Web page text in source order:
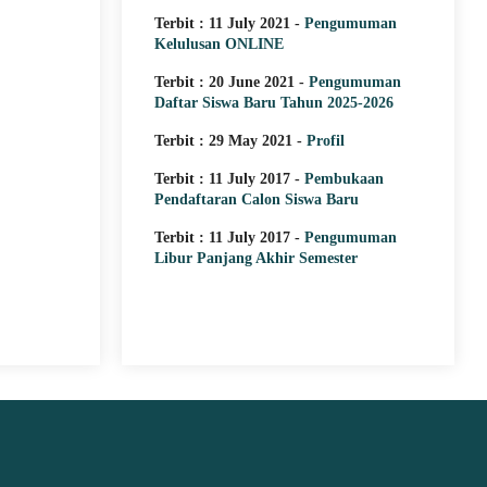
MEMACU MINAT
PERAKTEK
LAPANGAN
menjadi keyakinan semua bangsa
dalam kemajuan bangsa.
adalah pendidikan yang
didiknya untuk memasuki
Investasi dalam bidang
Terbit : 11 July 2021 - Pengumuman
Kelulusan ONLINE
Terbit : 20 June 2021 - Pengumuman
Daftar Siswa Baru Tahun 2025-2026
Terbit : 29 May 2021 - Profil
Terbit : 11 July 2017 - Pembukaan
Pendaftaran Calon Siswa Baru
Terbit : 11 July 2017 - Pengumuman
Libur Panjang Akhir Semester